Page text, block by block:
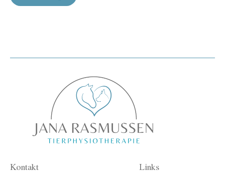
Kontakt Links